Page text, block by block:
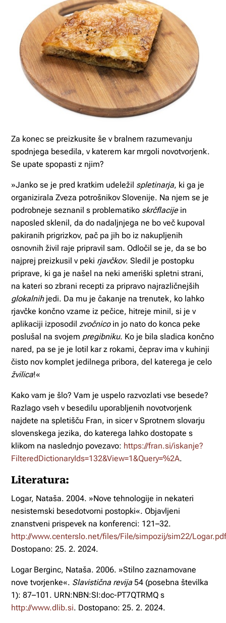
Za konec se preizkusite še v bralnem razumevanju
spodnjega besedila, v katerem kar mrgoli novotvorjenk.
Se upate spopasti z njim?
»Janko se je pred kratkim udeležil spletinarja, ki ga je
organizirala Zveza potrošnikov Slovenije. Na njem se je
podrobneje seznanil s problematiko skrčflacijein
naposled sklenil, da do nadaljnjega ne bo več kupoval
pakiranih prigrizkov, pač pa jih bo iz nakupljenih
osnovnih živil raje pripravil sam. Odločil se je, da se bo
najprej preizkusil v peki rjavčkov. Sledil je postopku
priprave, ki ga je našel na neki ameriški spletni strani,
na kateri so zbrani recepti za pripravo najrazličnejših
glokalnihjedi. Da mu je čakanje na trenutek, ko lahko
rjavčke končno vzame iz pečice, hitreje minil, si je v
aplikaciji izposodilzvočnico in jo nato do konca peke
poslušal na svojem pregibniku. Ko je bila sladica končno
nared, pa se je je lotil kar z rokami, čeprav ima v kuhinji
čisto nov komplet jedilnega pribora, del katerega je celo
žvilica!«
Kako vam je šlo? Vam je uspelo razvozlati vse besede?
Razlago vseh v besedilu uporabljenih novotvorjenk
najdete na spletišču Fran, in sicer v Sprotnem slovarju
slovenskega jezika, do katerega lahko dostopate s
klikom na naslednjo povezavo: https://fran.si/iskanje?
FilteredDictionaryIds=132&View=1&Query=%2A.
Literatura:
Logar, Nataša. 2004. »Nove tehnologije in nekateri
nesistemski besedotvorni postopki«. Objavljeni
znanstveni prispevek na konferenci: 121–32.
http://www.centerslo.net/files/File/simpozij/sim22/
Dostopano: 25. 2. 2024.
Logar Berginc, Nataša. 2006. »Stilno zaznamovane
nove tvorjenke«. Slavistična revija 54 (posebna številka
1): 87–101. URN:NBN:SI:doc-PT7QTRMQ s
http://www.dlib.si. Dostopano: 25. 2. 2024.